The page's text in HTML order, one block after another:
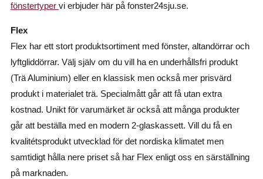
fönstertyper vi erbjuder här på fonster24sju.se.
Flex
Flex har ett stort produktsortiment med fönster, altandörrar och
lyftgliddörrar. Välj själv om du vill ha en underhållsfri produkt
(Trä Aluminium) eller en klassisk men också mer prisvärd
produkt i materialet trä. Specialmått går att få utan extra
kostnad. Unikt för varumärket är också att många produkter
går att beställa med en modern 2-glaskassett. Vill du få en
kvalitétsprodukt utvecklad för det nordiska klimatet men
samtidigt hålla nere priset så har Flex enligt oss en särställning
på marknaden.